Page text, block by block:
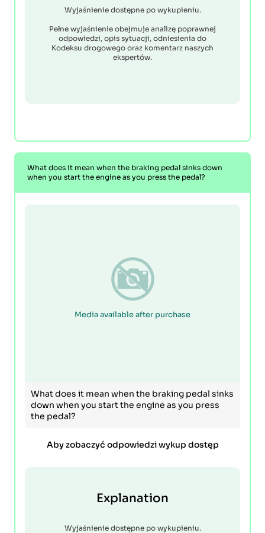
Wyjaśnienie dostępne po wykupieniu.
Pełne wyjaśnienie obejmuje analizę poprawnej
odpowiedzi, opis sytuacji, odniesienia do
Kodeksu drogowego oraz komentarz naszych
ekspertów.
What does it mean when the braking pedal sinks down
when you start the engine as you press the pedal?
Media available after purchase
What does it mean when the braking pedal sinks
down when you start the engine as you press
the pedal?
Aby zobaczyć odpowiedzi wykup dostęp
Explanation
Wyjaśnienie dostępne po wykupieniu.